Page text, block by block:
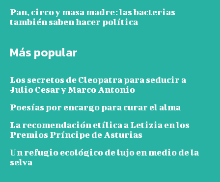
Pan, circo y masa madre: las bacterias
también saben hacer política
Más popular
Los secretos de Cleopatra para seducir a
Julio Cesar y Marco Antonio
Poesías por encargo para curar el alma
La recomendación etílica a Letizia en los
Premios Príncipe de Asturias
Un refugio ecológico de lujo en medio de la
selva